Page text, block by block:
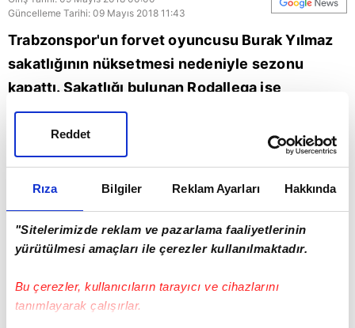
Rıza Bilgiler Reklam Ayarları Hakkında
"Sitelerimizde reklam ve pazarlama faaliyetlerinin
yürütülmesi amaçları ile çerezler kullanılmaktadır.
Bu çerezler, kullanıcıların tarayıcı ve cihazlarını
tanımlayarak çalışırlar.
Reddet
Güncelleme Tarihi: 09 Mayıs 2018 11:43
Trabzonspor'un forvet oyuncusu Burak Yılmaz
sakatlığının nüksetmesi nedeniyle sezonu
kapattı. Sakatlığı bulunan Rodallega ise
Bursaspor maçında forma giyemeyecek.
Fotomaç muhabiri Yunus Emre Sel,
Trabzonspor'da yaşanan son gelişmeleri aktardı.